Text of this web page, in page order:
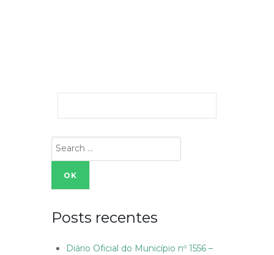
Search
for:
Posts recentes
Diário Oficial do Município nº 1556 –